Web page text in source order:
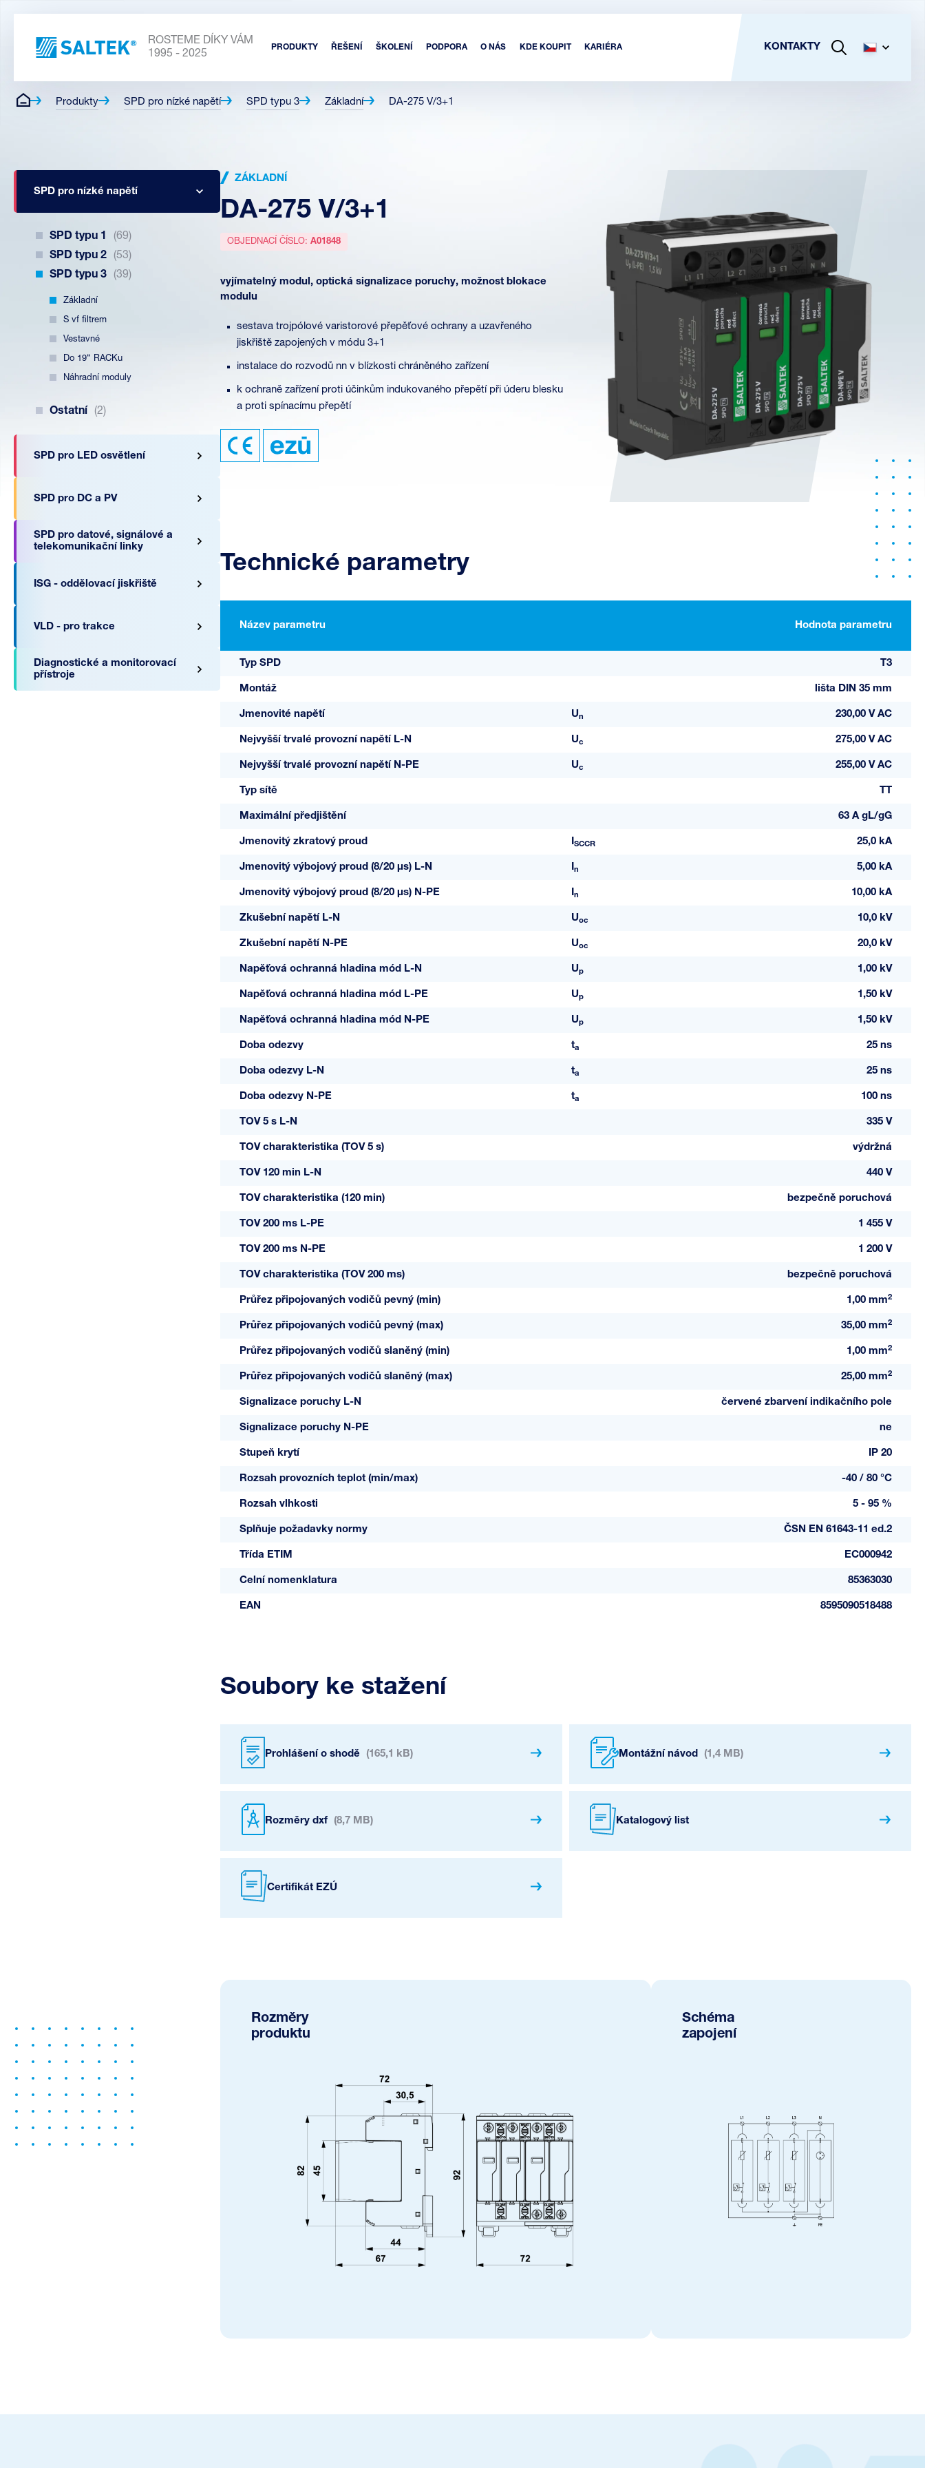
ROSTEME DÍKY VÁM
1995 - 2025
PRODUKTY ŘEŠENÍ ŠKOLENÍ PODPORA O NÁS KDE KOUPIT KARIÉRA KONTAKTY
Produkty SPD pro nízké napětí SPD typu 3 Základní DA-275 V/3+1
SPD pro nízké napětí
SPD typu 1
(69)
SPD typu 2
(53)
SPD typu 3
(39)
Základní
S vf filtrem
Vestavné
Do 19“ RACKu
Náhradní moduly
Ostatní (2)
SPD pro LED osvětlení
SPD pro DC a PV
SPD pro datové, signálové a
telekomunikační linky
ISG - oddělovací jiskřiště
VLD - pro trakce
Diagnostické a monitorovací
přístroje
ZÁKLADNÍ
DA-275 V/3+1
OBJEDNACÍ ČÍSLO: A01848
vyjímatelný modul, optická signalizace poruchy, možnost blokace
modulu
sestava trojpólové varistorové přepěťové ochrany a uzavřeného
jiskřiště zapojených v módu 3+1
instalace do rozvodů nn v blízkosti chráněného zařízení
k ochraně zařízení proti účinkům indukovaného přepětí při úderu blesku
a proti spínacímu přepětí
Technické parametry
Název parametru Hodnota parametru
Typ SPD T3
Montáž lišta DIN 35 mm
Jmenovité napětí Un 230,00 V AC
Nejvyšší trvalé provozní napětí L-N Uc 275,00 V AC
Nejvyšší trvalé provozní napětí N-PE Uc 255,00 V AC
Typ sítě TT
Maximální předjištění 63 A gL/gG
Jmenovitý zkratový proud ISCCR 25,0 kA
Jmenovitý výbojový proud (8/20 µs) L-N In 5,00 kA
Jmenovitý výbojový proud (8/20 µs) N-PE In 10,00 kA
Zkušební napětí L-N Uoc 10,0 kV
Zkušební napětí N-PE Uoc 20,0 kV
Napěťová ochranná hladina mód L-N Up 1,00 kV
Napěťová ochranná hladina mód L-PE Up 1,50 kV
Napěťová ochranná hladina mód N-PE Up 1,50 kV
Doba odezvy ta 25 ns
Doba odezvy L-N ta 25 ns
Doba odezvy N-PE ta 100 ns
TOV 5 s L-N 335 V
TOV charakteristika (TOV 5 s) výdržná
TOV 120 min L-N 440 V
TOV charakteristika (120 min) bezpečně poruchová
TOV 200 ms L-PE 1 455 V
TOV 200 ms N-PE 1 200 V
TOV charakteristika (TOV 200 ms) bezpečně poruchová
Průřez připojovaných vodičů pevný (min) 1,00 mm2
Průřez připojovaných vodičů pevný (max) 35,00 mm2
Průřez připojovaných vodičů slaněný (min) 1,00 mm2
Průřez připojovaných vodičů slaněný (max) 25,00 mm2
Signalizace poruchy L-N červené zbarvení indikačního pole
Signalizace poruchy N-PE ne
Stupeň krytí IP 20
Rozsah provozních teplot (min/max) -40 / 80 °C
Rozsah vlhkosti 5 - 95 %
Splňuje požadavky normy ČSN EN 61643-11 ed.2
Třída ETIM EC000942
Celní nomenklatura 85363030
EAN 8595090518488
Soubory ke stažení
Prohlášení o shodě (165,1 kB) Montážní návod (1,4 MB)
Rozměry dxf (8,7 MB) Katalogový list
Certifikát EZÚ
Rozměry
produktu
Schéma
zapojení